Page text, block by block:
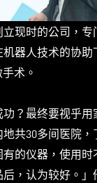
现时的公司，
器人技术的协
术。
功？最终要视乎
共30多间医院
的仪器，使用
，认为较好。